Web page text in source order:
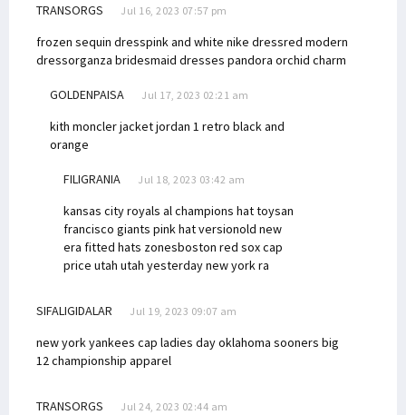
TRANSORGS Jul 16, 2023 07:57 pm
frozen sequin dresspink and white nike dressred modern
dressorganza bridesmaid dresses pandora orchid charm
GOLDENPAISA Jul 17, 2023 02:21 am
kith moncler jacketjordan 1 retro black and
orange
FILIGRANIA Jul 18, 2023 03:42 am
kansas city royals al champions hat toysan
francisco giants pink hat versionold new
era fitted hats zonesboston red sox cap
price utah utah yesterdaynew york ra
SIFALIGIDALAR Jul 19, 2023 09:07 am
new york yankees cap ladies dayoklahoma sooners big
12 championship apparel
TRANSORGS Jul 24, 2023 02:44 am